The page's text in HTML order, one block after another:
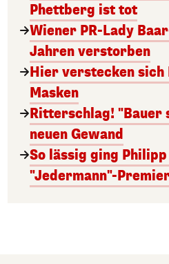
Phettberg ist tot
Wiener PR-Lady
Jahren verstorben
Hier verstecken
Masken
Ritterschlag! "Bauer
neuen Gewand
So lässig ging
"Jedermann"-